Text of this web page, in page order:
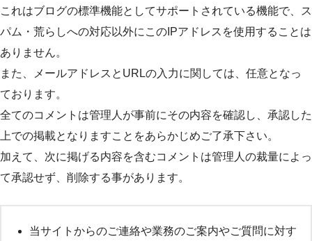
これはブログの標準機能としてサポートされている機能で、ス
パム・荒らしへの対応以外にこのIPアドレスを使用することは
ありません。
また、メールアドレスとURLの入力に関しては、任意となっ
ております。
全てのコメントは管理人が事前にその内容を確認し、承認した
上での掲載となりますことをあらかじめご了承下さい。
加えて、次に掲げる内容を含むコメントは管理人の裁量によっ
て承認せず、削除する事があります。
当サイトからのご連絡や業務のご案内やご質問に対す